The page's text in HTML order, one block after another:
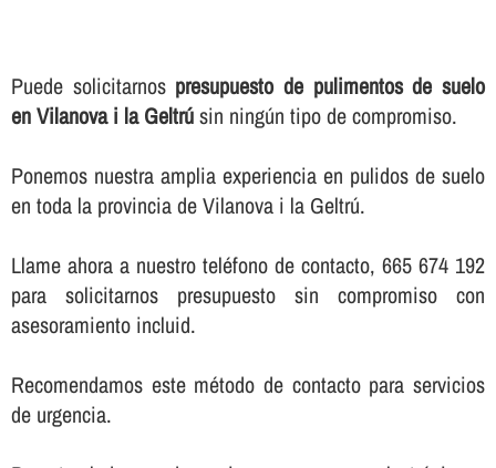
Puede solicitarnos presupuesto de pulimentos de suelo
en Vilanova i la Geltrúsin ningún tipo de compromiso.
Ponemos nuestra amplia experiencia en pulidos de suelo
en toda la provincia de Vilanova i la Geltrú.
Llame ahora a nuestro teléfono de contacto, 665 674 192
para solicitarnos presupuesto sin compromiso con
asesoramiento incluid.
Recomendamos este método de contacto para servicios
de urgencia.